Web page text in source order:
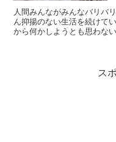
人間みんながみんなバリバ
ん抑揚のない生活を続けて
から何かしようとも思わな
ス